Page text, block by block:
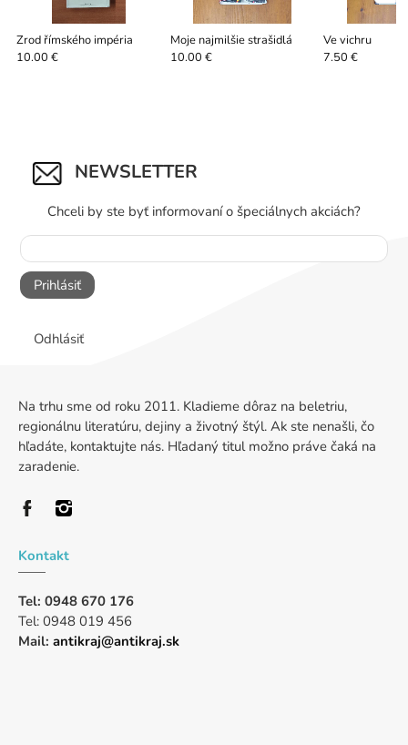
Zrod římského impéria
10.00 €
Moje najmilšie strašidlá
10.00 €
Ve vichru
7.50 €
NEWSLETTER
Chceli by ste byť informovaní o špeciálnych akciách?
Prihlásiť
Odhlásiť
Na trhu sme od roku 2011. Kladieme dôraz na beletriu,
regionálnu literatúru, dejiny a životný štýl. Ak ste nenašli, čo
hľadáte, kontaktujte nás. Hľadaný titul možno práve čaká na
zaradenie.
Kontakt
Tel: 0948 670 176
Tel: 0948 019 456
Mail: antikraj@antikraj.sk